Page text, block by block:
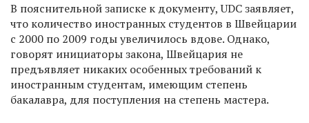
В пояснительной записке к документу, UDC заявляет,
что количество иностранных студентов в Швейцарии
с 2000 по 2009 годы увеличилось вдове. Однако,
говорят инициаторы закона, Швейцария не
предъявляет никаких особенных требований к
иностранным студентам, имеющим степень
бакалавра, для поступления на степень мастера.